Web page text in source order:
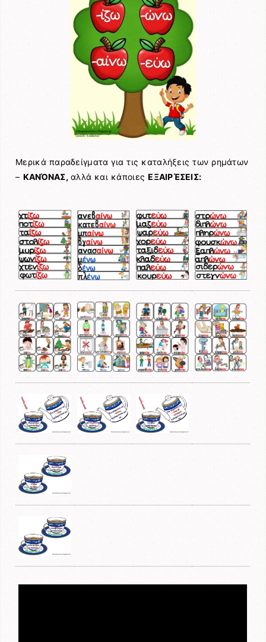
Μερικά παραδείγματα για τις καταλήξεις των ρημάτων
– ΚΑΝΌΝΑΣ, αλλά και κάποιεςΕΞΑΙΡΈΣΕΙΣ: